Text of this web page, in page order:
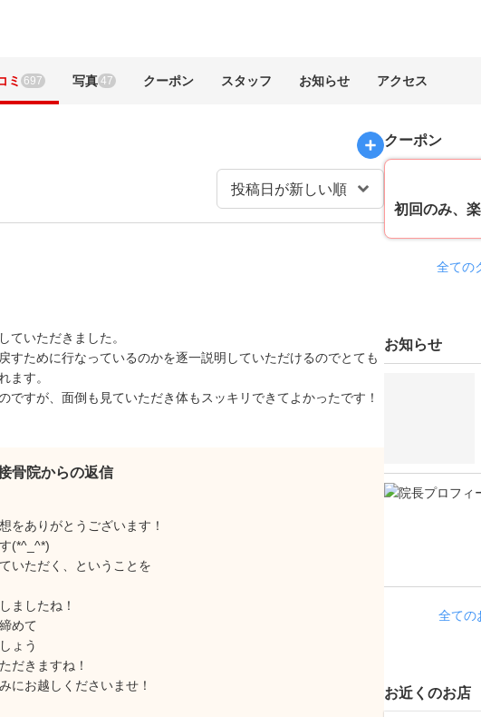
ミ 697 写真 47 クーポン スタッフ お知らせ アクセス
ていただきました。
すために行なっているのかを逐一説明していただけるのでとても
ます。
ですが、面倒も見ていただき体もスッキリできてよかったです！
骨院からの返信
をありがとうございます！
(*^_^*)
いただく、ということを
ましたね！
めて
ょう
だきますね！
にお越しくださいませ！
クーポン
初回のみ、
全ての
お知らせ
全ての
お近くのお店